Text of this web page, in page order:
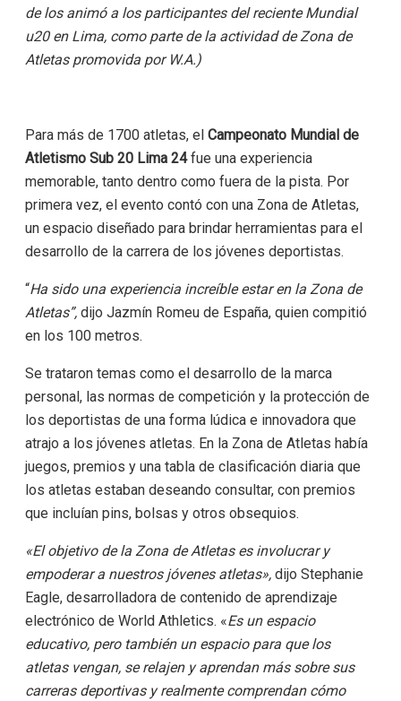
de los animó a los participantes del reciente Mundial
u20 en Lima, como parte de la actividad de Zona de
Atletas promovida por W.A.)
Para más de 1700 atletas, el Campeonato Mundial de
Atletismo Sub 20 Lima 24fue una experiencia
memorable, tanto dentro como fuera de la pista. Por
primera vez, el evento contó con una Zona de Atletas,
un espacio diseñado para brindar herramientas para el
desarrollo de la carrera de los jóvenes deportistas.
“Ha sido una experiencia increíble estar en la Zona de
Atletas”,dijo Jazmín Romeu de España, quien compitió
en los 100 metros.
Se trataron temas como el desarrollo de la marca
personal, las normas de competición y la protección de
los deportistas de una forma lúdica e innovadora que
atrajo a los jóvenes atletas. En la Zona de Atletas había
juegos, premios y una tabla de clasificación diaria que
los atletas estaban deseando consultar, con premios
que incluían pins, bolsas y otros obsequios.
«El objetivo de la Zona de Atletas es involucrar y
empoderar a nuestros jóvenes atletas», dijo Stephanie
Eagle, desarrolladora de contenido de aprendizaje
electrónico de World Athletics. «Es un espacio
educativo, pero también un espacio para que los
atletas vengan, se relajen y aprendan más sobre sus
carreras deportivas y realmente comprendan cómo